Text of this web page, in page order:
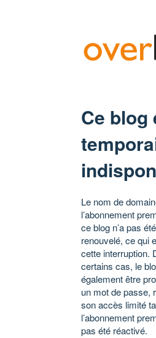
Ce blog
Le nom de
l’abonnement
ce blog n’a pas été
renouvelé, ce qui
cette interruption.
certains cas, le
également être
un mot de passe,
son accès limité
l’abonnement
pas été réactivé.